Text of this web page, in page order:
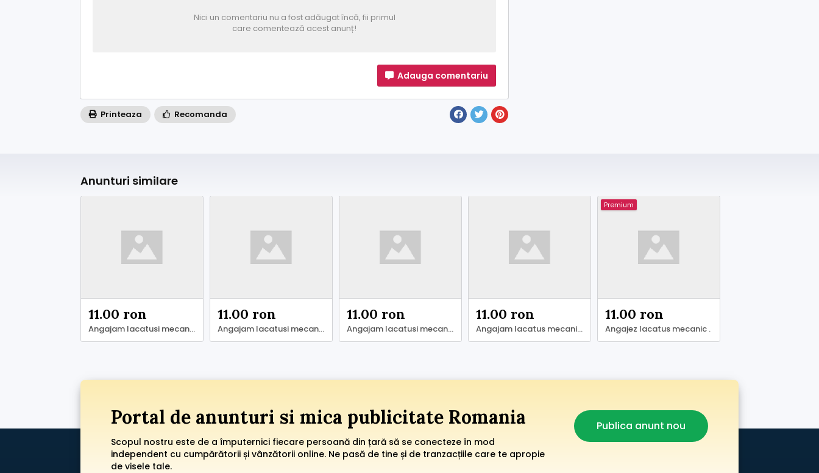
Nici un comentariu nu a fost adăugat încă, fii primul
care comentează acest anunț!
Adauga comentariu
Printeaza Recomanda
Anunturi similare
11.00 ron
Angajam lacatusi mecanici Ialomita
11.00 ron
Angajam lacatusi mecanici - Ilfov
11.00 ron
Angajam lacatusi mecanici .
11.00 ron
Angajam lacatus mecanic .
Premium
11.00 ron
Angajez lacatus mecanic .
Portal de anunturi si mica publicitate Romania
Scopul nostru este de a împuternici fiecare persoană din țară să se conecteze în mod
independent cu cumpărătorii și vânzătorii online. Ne pasă de tine și de tranzacțiile care te apropie
de visele tale.
Publica anunt nou